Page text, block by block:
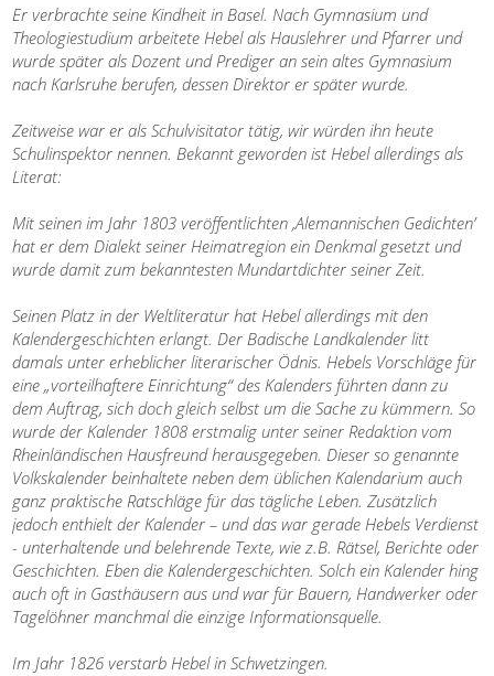
Er verbrachte seine Kindheit in Basel. Nach Gymnasium und
Theologiestudium arbeitete Hebel als Hauslehrer und Pfarrer und
wurde später als Dozent und Prediger an sein altes Gymnasium
nach Karlsruhe berufen, dessen Direktor er später wurde.
Zeitweise war er als Schulvisitator tätig, wir würden ihn heute
Schulinspektor nennen. Bekannt geworden ist Hebel allerdings als
Literat:
Mit seinen im Jahr 1803 veröffentlichten ‚Alemannischen Gedichten’
hat er dem Dialekt seiner Heimatregion ein Denkmal gesetzt und
wurde damit zum bekanntesten Mundartdichter seiner Zeit.
Seinen Platz in der Weltliteratur hat Hebel allerdings mit den
Kalendergeschichten erlangt. Der Badische Landkalender litt
damals unter erheblicher literarischer Ödnis. Hebels Vorschläge für
eine „vorteilhaftere Einrichtung“ des Kalenders führten dann zu
dem Auftrag, sich doch gleich selbst um die Sache zu kümmern. So
wurde der Kalender 1808 erstmalig unter seiner Redaktion vom
Rheinländischen Hausfreund herausgegeben. Dieser so genannte
Volkskalender beinhaltete neben dem üblichen Kalendarium auch
ganz praktische Ratschläge für das tägliche Leben. Zusätzlich
jedoch enthielt der Kalender – und das war gerade Hebels Verdienst
- unterhaltende und belehrende Texte, wie z.B. Rätsel, Berichte oder
Geschichten. Eben die Kalendergeschichten. Solch ein Kalender hing
auch oft in Gasthäusern aus und war für Bauern, Handwerker oder
Tagelöhner manchmal die einzige Informationsquelle.
Im Jahr 1826 verstarb Hebel in Schwetzingen.